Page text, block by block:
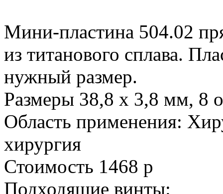
Мини-пластина 504.02
из титанового сплава.
нужный размер.
Размеры 38,8 х 3,8 мм, 8
Область применения:
хирургия
Стоимость 1468 р
Подходящие винты: